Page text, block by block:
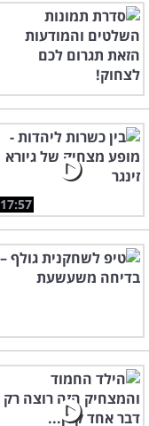
17:57